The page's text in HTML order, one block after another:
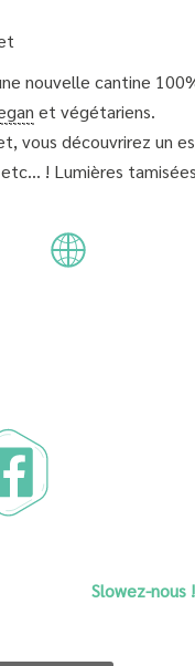
nouvelle cantine
et végétariens.
vous découvrirez un
! Lumières
Slowez-nous